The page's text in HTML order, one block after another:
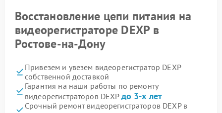
Восстановление цепи питания на
видеорегистраторе DEXP в
Ростове-на-Дону
Привезем и увезем видеорегистратор DEXP
собственной доставкой
Гарантия на наши работы по ремонту
видеорегистраторов DEXP до 3-х лет
Срочный ремонт видеорегистраторов DEXP в